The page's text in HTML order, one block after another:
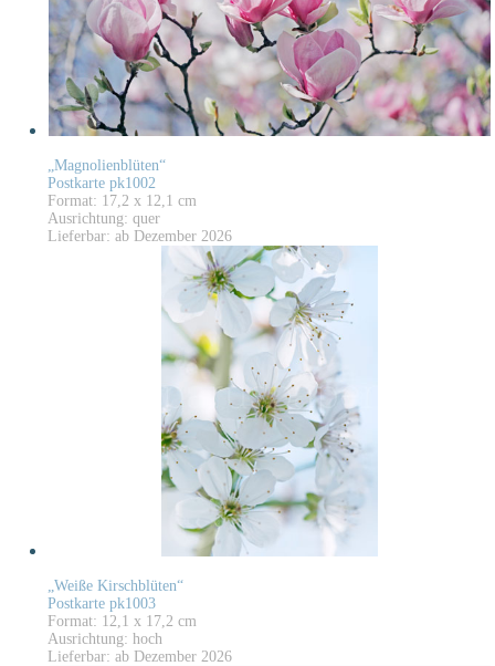
„Magnolienblüten“
Postkarte pk1002
Format: 17,2 x 12,1 cm
Ausrichtung: quer
Lieferbar: ab Dezember 2026
„Weiße Kirschblüten“
Postkarte pk1003
Format: 12,1 x 17,2 cm
Ausrichtung: hoch
Lieferbar: ab Dezember 2026